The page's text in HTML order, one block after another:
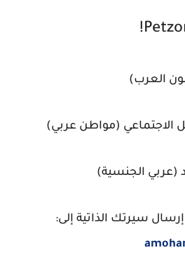
العرب)
الاجتماعي (مواطن عربي)
(عربي الجنسية)
سيرتك الذاتية إلى: